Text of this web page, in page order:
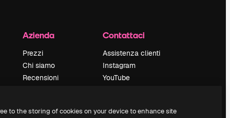
Azienda
Prezzi
Chi siamo
Recensioni
Blog
Contattaci
Assistenza clienti
Instagram
YouTube
Discord
to the storing of cookies on your device to enhance site